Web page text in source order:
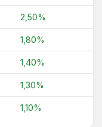
2,50%
1,80%
1,40%
1,30%
1,10%